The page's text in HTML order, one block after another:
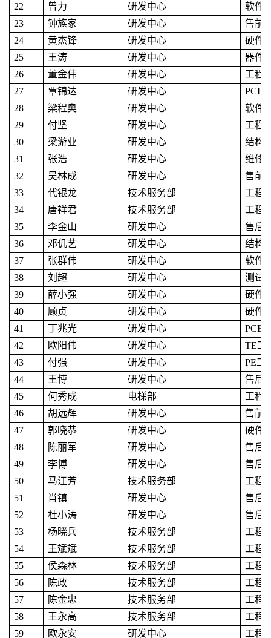
22
曾力 研发中心
软件
23
钟族家 研发中心
售前
24
黄杰锋 研发中心
硬件
25
王涛 研发中心
器件
26
董金伟 研发中心
工程
27
覃锦达 研发中心
28
梁程奥 研发中心
软件
29
付坚 研发中心
工程
30
梁游业 研发中心
结构
31
张浩 研发中心
维修
32
吴林成 研发中心
售前
33
代银龙 技术服务部
工程
34
唐祥君 技术服务部
工程
35
李金山 研发中心
售后
36
邓仉艺 研发中心
结构
37
张群伟 研发中心
软件
38
刘超 研发中心
测试
39
薛小强 研发中心
硬件
40
顾贞 研发中心
硬件
41
丁兆光 研发中心
PCB
42
欧阳伟 研发中心
TE工
43
付强 研发中心
PE工
44
王博 研发中心
售后
45
何秀成 电梯部
工程
46
胡远辉 研发中心
售前
47
郭晓恭 研发中心
硬件
48
陈丽军 研发中心
售后
49
李博 研发中心
售后
50
马江芳 技术服务部
工程
51
肖镇 研发中心
售后
52
杜小涛 研发中心
售后
53
杨晓兵 技术服务部
工程
54
王斌斌 技术服务部
工程
55
侯森林 技术服务部
工程
56
陈政 技术服务部
工程
57
陈金忠 技术服务部
工程
58
王永高 技术服务部
工程
59
欧永安 研发中心 工程